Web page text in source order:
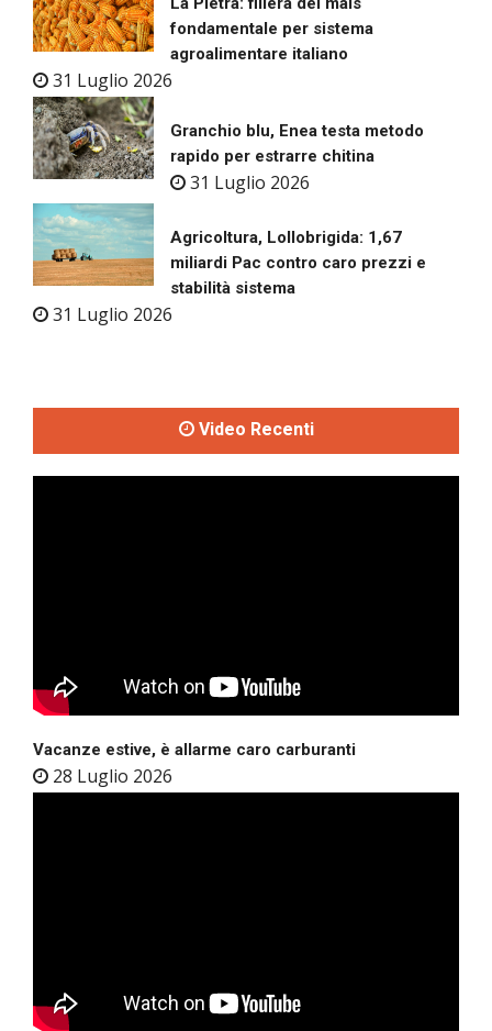
fondamentale per sistema
agroalimentare italiano
31 Luglio 2026
Granchio blu, Enea testa metodo
rapido per estrarre chitina
31 Luglio 2026
Agricoltura, Lollobrigida: 1,67
miliardi Pac contro caro prezzi e
stabilità sistema
31 Luglio 2026
Video Recenti
Vacanze estive, è allarme caro carburanti
28 Luglio 2026